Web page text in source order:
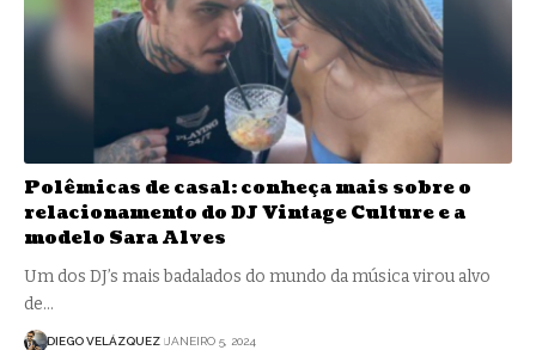
Polêmicas de casal: conheça mais sobre o
relacionamento do DJ Vintage Culture e a
modelo Sara Alves
Um dos DJ’s mais badalados do mundo da música virou alvo
de…
DIEGO VELÁZQUEZ JANEIRO 5, 2024